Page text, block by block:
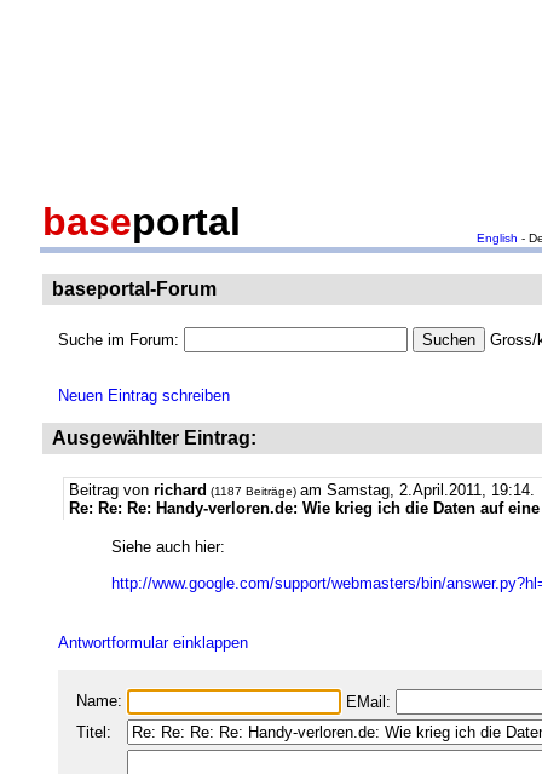
baseportal English -
baseportal-Forum
Suche im Forum: Gross/
Neuen Eintrag schreiben
Ausgewählter Eintrag:
Beitrag von richard (1187 Beiträge) am Samstag, 2.April.2011, 19:14.
Re: Re: Re: Handy-verloren.de: Wie krieg ich die Daten auf
Siehe auch hier:
http://www.google.com/support/webmasters/bin/
Antwortformular einklappen
Name:
EMail:
Titel: